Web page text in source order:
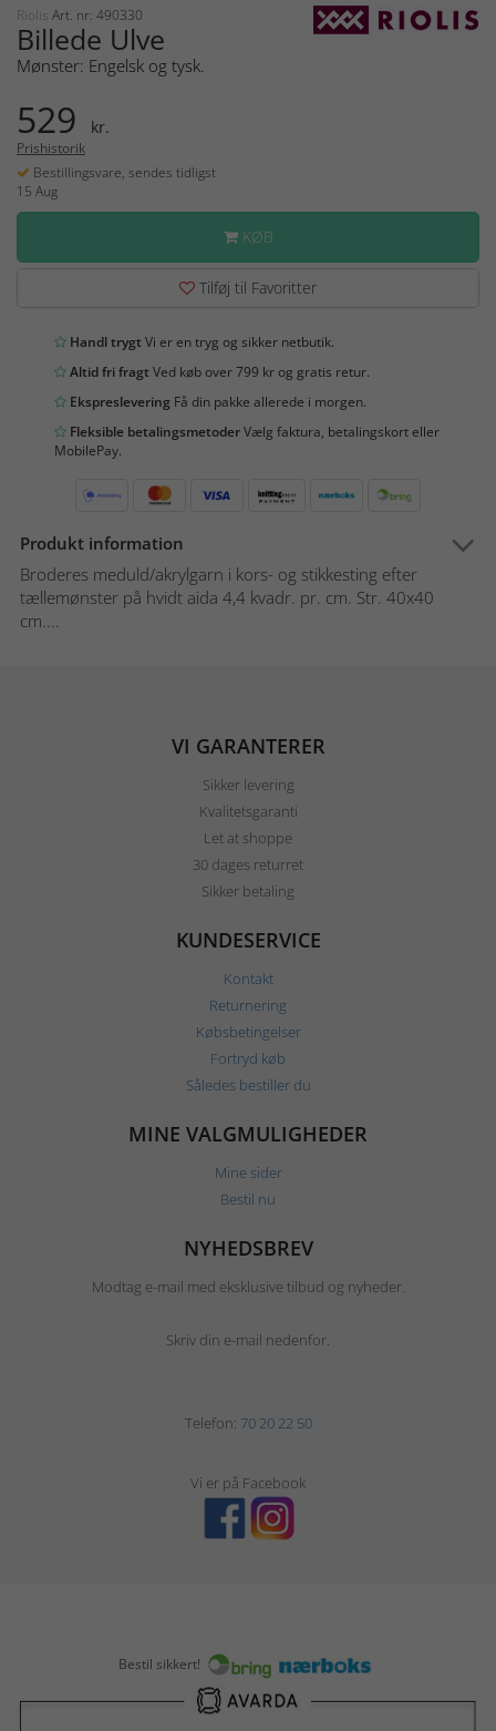
Riolis Art. nr: 490330
Billede Ulve
Mønster: Engelsk og tysk.
529 kr.
Prishistorik
Bestillingsvare, sendes tidligst
15 Aug
KØB
Tilføj til Favoritter
Handl trygtVi er en tryg og sikker netbutik.
Altid fri fragtVed køb over 799 kr og gratis retur.
Ekspreslevering Få din pakke allerede i morgen.
Fleksible betalingsmetoderVælg faktura, betalingskort eller
MobilePay.
Produkt information
Broderes meduld/akrylgarn i kors- og stikkesting efter
tællemønster på hvidt aida 4,4 kvadr. pr. cm. Str. 40x40
cm....
VI GARANTERER
Sikker levering
Kvalitetsgaranti
Let at shoppe
30 dages returret
Sikker betaling
KUNDESERVICE
Kontakt
Returnering
Købsbetingelser
Fortryd køb
Således bestiller du
MINE VALGMULIGHEDER
Mine sider
Bestil nu
NYHEDSBREV
Modtag e-mail med eksklusive tilbud og nyheder.
Skriv din e-mail nedenfor.
Telefon: 70 20 22 50
Vi er på Facebook
Bestil sikkert!